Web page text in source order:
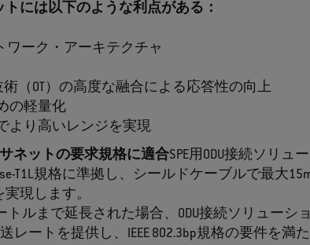
には以下のような利点がある：
ワーク・アーキテクチャ
（OT）の高度な融合による応答性の向上
の軽量化
度でより高いレンジを実現
ネットの要求規格に適合SPE用ODU接続ソリュ
T1L規格に準拠し、シールドケーブルで最大
現します。
ルまで延長された場合、ODU接続ソリューシ
レートを提供し、IEEE 802.3bp規格の要件を満た